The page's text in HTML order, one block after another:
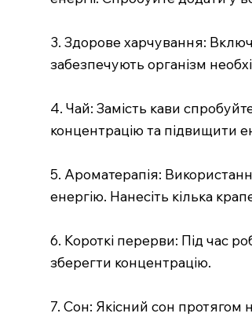
3. Здорове харчування:
забезпечують організм
4. Чай: Замість кави
концентрацію та підвищити
5. Ароматерапія:
енергію. Нанесіть кілька
6. Короткі перерви: Під час
зберегти концентрацію.
7. Сон: Якісний сон протягом